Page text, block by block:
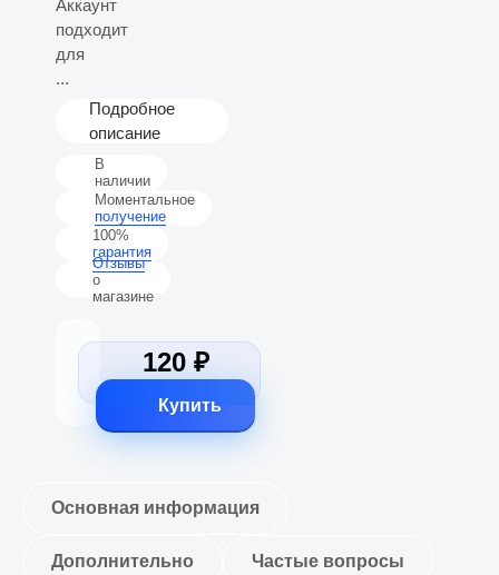
Аккаунт
подходит
для
...
Подробное
описание
В
наличии
Моментальное
получение
100%
гарантия
Отзывы
о
магазине
120 ₽
Купить
Основная информация
Дополнительно Частые вопросы